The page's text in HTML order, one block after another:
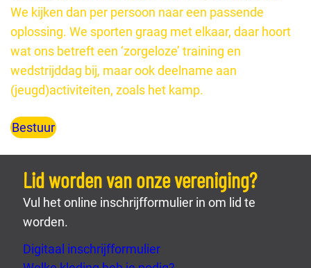
We kijken dan per persoon naar een passende
oplossing. We sporten graag met elkaar, daar hoort
wat ons betreft een ‘zorgeloze’ training en
wedstrijddag bij, maar ook deelname aan
(jeugd)activiteiten, zoals het kamp.
Bestuur
Lid worden van onze vereniging?
Vul het online inschrijfformulier in om lid te
worden.
Digitaal inschrijfformulier